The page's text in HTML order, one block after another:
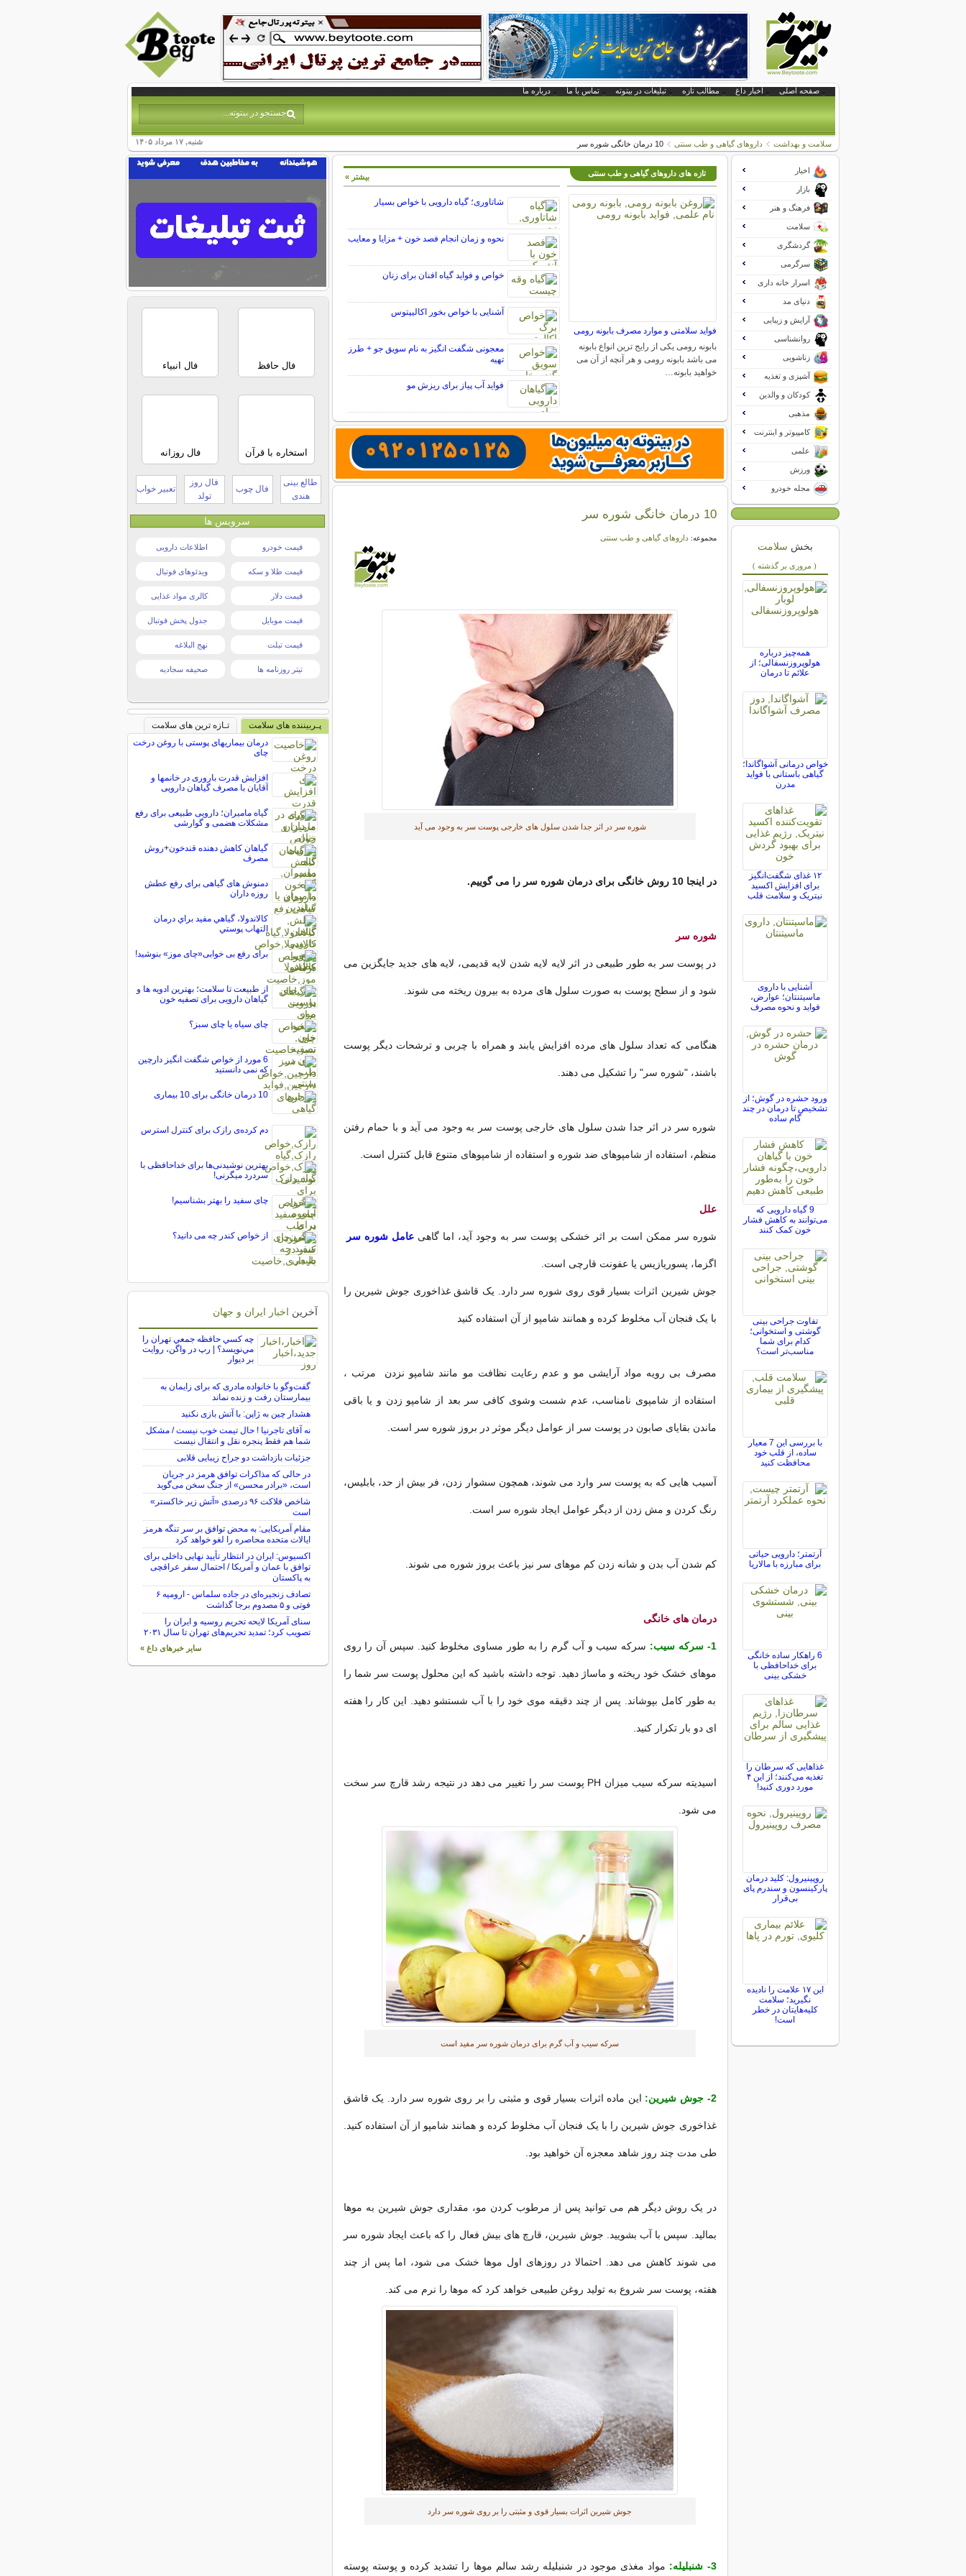
صفحه اصلی اخبار داغ مطالب تازه تبلیغات در بیتوته تماس با ما درباره ما
شنبه, ۱۷ مرداد ۱۴۰۵ سلامت و بهداشت داروهای گیاهی و طب سنتی 10 درمان خانگی شوره سر
تازه های داروهای گیاهی و طب سنتی
فواید سلامتی و موارد مصرف بابونه رومی
بابونه رومی یکی از رایج ترین انواع بابونه
می باشد بابونه رومی و هر آنچه از آن می
خواهید بابونه…
شاتاوری؛ گیاه دارویی با خواص بسیار
نحوه و زمان انجام فصد خون + مزایا و معایب
خواص و فواید گیاه افنان برای زنان
آشنایی با خواص بخور اکالیپتوس
معجونی شگفت انگیز به نام سویق جو + طرز
تهیه
فواید آب پیاز برای ریزش مو
بیشتر »
10 درمان خانگی شوره سر
مجموعه:داروهای گیاهی و طب سنتی
شوره سر در اثر جدا شدن سلول های خارجی پوست سر به وجود می آید
در اینجا 10 روش خانگی برای درمان شوره سر را می گوییم.
شوره سر
در پوست سر به طور طبیعی در اثر لایه لایه شدن لایه قدیمی، لایه های جدید جایگزین می
شود و از سطح پوست به صورت سلول های مرده به بیرون ریخته می شوند.
هنگامی که تعداد سلول های مرده افزایش یابند و همراه با چربی و ترشحات دیگر پوست
باشند، "شوره سر" را تشکیل می دهند.
شوره سر در اثر جدا شدن سلول های خارجی پوست سر به وجود می آید و با حمام رفتن
منظم، استفاده از شامپوهای ضد شوره و استفاده از شامپوهای متنوع قابل کنترل است.
علل
شوره سر ممکن است بر اثر خشکی پوست سر به وجود آید، اما گاهی عامل شوره سر
اگزما، پسوریازیس یا عفونت قارچی است.
جوش شیرین اثرات بسیار قوی روی شوره سر دارد. یک قاشق غذاخوری جوش شیرین را
با یک فنجان آب مخلوط کرده و همانند شامپو از آن استفاده کنید
مصرف بی رویه مواد آرایشی مو و عدم رعایت نظافت مو مانند شامپو نزدن مرتب ،
استفاده از شامپوی نامناسب، عدم شست وشوی کافی سر بعد از شامپو زدن و یا باقی
ماندن بقایای صابون در پوست سر از عوامل دیگر موثر در بروز شوره سر است.
آسیب هایی که به پوست سر وارد می شوند، همچون سشوار زدن، فر بیش از حد، بابلیس،
رنگ کردن و مش زدن از دیگر عوامل ایجاد شوره سر است.
کم شدن آب بدن و شانه زدن کم موهای سر نیز باعث بروز شوره می شوند.
درمان های خانگی
1- سرکه سیب: سرکه سیب و آب گرم را به طور مساوی مخلوط کنید. سپس آن را روی
موهای خشک خود ریخته و ماساژ دهید. توجه داشته باشید که این محلول پوست سر شما را
به طور کامل بپوشاند. پس از چند دقیقه موی خود را با آب شستشو دهید. این کار را هفته
ای دو بار تکرار کنید.
اسیدیته سرکه سیب میزان PH پوست سر را تغییر می دهد در نتیجه رشد قارچ سر سخت
می شود.
سرکه سیب و آب گرم برای درمان شوره سر مفید است
2- جوش شیرین: این ماده اثرات بسیار قوی و مثبتی را بر روی شوره سر دارد. یک قاشق
غذاخوری جوش شیرین را با یک فنجان آب مخلوط کرده و همانند شامپو از آن استفاده کنید.
طی مدت چند روز شاهد معجزه آن خواهید بود.
در یک روش دیگر هم می توانید پس از مرطوب کردن مو، مقداری جوش شیرین به موها
بمالید. سپس با آب بشویید. جوش شیرین، قارچ های بیش فعال را که باعث ایجاد شوره سر
می شوند کاهش می دهد. احتمالا در روزهای اول موها خشک می شود، اما پس از چند
هفته، پوست سر شروع به تولید روغن طبیعی خواهد کرد که موها را نرم می کند.
جوش شیرین اثرات بسیار قوی و مثبتی را بر روی شوره سر دارد
3- شنبلیله: مواد مغذی موجود در شنبلیله رشد سالم موها را تشدید کرده و پوسته پوسته
اخبار
بازار
فرهنگ و هنر
سلامت
گردشگری
سرگرمی
اسرار خانه داری
دنیای مد
آرایش و زیبایی
روانشناسی
زناشویی
آشپزی و تغذیه
کودکان و والدین
مذهبی
کامپیوتر و اینترنت
علمی
ورزش
مجله خودرو
بخش سلامت
( مروری بر گذشته )
همه‌چیز درباره
هولوپروزنسفالی؛ از
علائم تا درمان
خواص درمانی آشواگاندا؛
گیاهی باستانی با فواید
مدرن
۱۲ غذای شگفت‌انگیز
برای افزایش اکسید
نیتریک و سلامت قلب
آشنایی با داروی
ماسیتنتان؛ عوارض،
فواید و نحوه مصرف
ورود حشره در گوش؛ از
تشخیص تا درمان در چند
گام ساده
9 گیاه دارویی که
می‌توانند به کاهش فشار
خون کمک کنند
تفاوت جراحی بینی
گوشتی و استخوانی؛
کدام برای شما
مناسب‌تر است؟
با بررسی این 7 معیار
ساده، از قلب خود
محافظت کنید
آرتمتر؛ دارویی حیاتی
برای مبارزه با مالاریا
6 راهکار ساده خانگی
برای خداحافظی با
خشکی بینی
غذاهایی که سرطان را
تغذیه می‌کنند؛ از این ۴
مورد دوری کنید!
روپینیرول: کلید درمان
پارکینسون و سندرم پای
بی‌قرار
این ۱۷ علامت را نادیده
نگیرید؛ سلامت
کلیه‌هایتان در خطر
است!
فال حافظ فال انبیاء
استخاره با قرآن فال روزانه
طالع بینی
هندی
فال چوب
فال روز
تولد
تعبیر خواب
سرویس ها
قیمت خودرو اطلاعات دارویی
قیمت طلا و سکه ویدئوهای فوتبال
قیمت دلار کالری مواد غذایی
قیمت موبایل جدول پخش فوتبال
قیمت تبلت نهج البلاغه
تیتر روزنامه ها صحیفه سجادیه
پـربیننده های سلامت
تـازه ترین های سلامت
درمان بیماریهای پوستی با روغن درخت
چای
افزایش قدرت باروری در خانمها و
آقایان با مصرف گیاهان دارویی
گیاه مامیران؛ دارویی طبیعی برای رفع
مشکلات هضمی و گوارشی
گیاهان کاهش دهنده قندخون+روش
مصرف
دمنوش های گیاهی برای رفع عطش
روزه داران
کالاندولا، گياهي مفيد براي درمان
التهاب پوستي
برای رفع بی خوابی«چای موز» بنوشید!
از طبیعت تا سلامت؛ بهترین ادویه ها و
گیاهان دارویی برای تصفیه خون
چای سیاه یا چای سبز؟
6 مورد از خواص شگفت انگیز دارچین
که نمی دانستید
10 درمان خانگی برای 10 بیماری
دم کرده‌ی رازک برای کنترل استرس
بهترین نوشیدنی‌ها برای خداحافظی با
سردرد میگرنی!
چای سفید را بهتر بشناسیم!
از خواص کندر چه می دانید؟
آخرین اخبار ایران و جهان
چه كسي حافظه جمعي تهران را
مي‌نويسد؟ | رپ در واگن، روايت
بر ديوار
گفت‌وگو با خانواده مادری که برای زایمان به
بیمارستان رفت و زنده نماند
هشدار چین به ژاپن: با آتش بازی نکنید
نه آقای تاجرنیا ! حال تیمت خوب نیست / مشکل
شما هم فقط پنجره نقل و انتقال نیست
جزئیات بازداشت دو جراح زیبایی قلابی
در حالی که مذاکرات توافق هرمز در جریان
است، «برادر محسن» از جنگ سخن می‌گوید
شاخص فلاکت ۹۶ درصدی «آتش زیر خاکستر»
است
مقام آمریکایی: به محض توافق بر سر تنگه هرمز
ایالات متحده محاصره را لغو خواهد کرد
اکسیوس: ایران در انتظار تأیید نهایی داخلی برای
توافق با عمان و آمریکا / احتمال سفر عراقچی
به پاکستان
تصادف زنجیره‌ای در جاده سلماس - ارومیه ۶
فوتی و ۵ مصدوم برجا گذاشت
سنای آمریکا لایحه تحریم روسیه و ایران را
تصویب کرد؛ تمدید تحریم‌های تهران تا سال ۲۰۳۱
سایر خبرهای داغ »